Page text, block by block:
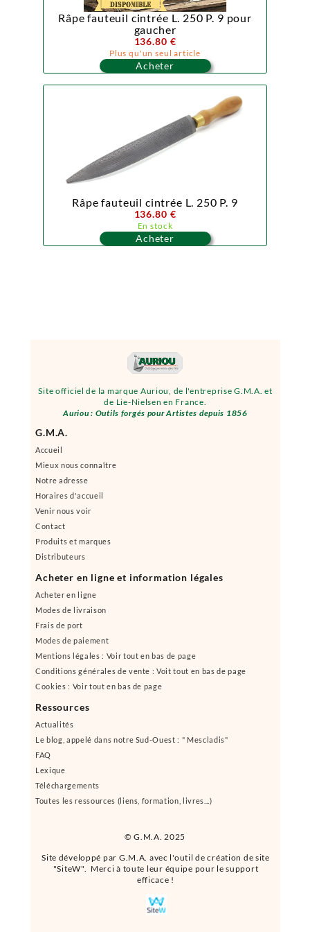
© G.M.A. 2025
Site officiel de la marque Auriou, de l'entreprise G.M.A. et
de Lie-Nielsen en France.
Auriou : Outils forgés pour Artistes depuis 1856
Site développé par G.M.A. avec l'outil de création de site
"SiteW". Merci à toute leur équipe pour le support
efficace !
G.M.A.
Accueil
Mieux nous connaître
Notre adresse
Horaires d'accueil
Venir nous voir
Contact
Produits et marques
Distributeurs
Acheter en ligne et information légales
Acheter en ligne
Modes de livraison
Frais de port
Modes de paiement
Mentions légales : Voir tout en bas de page
Conditions générales de vente : Voit tout en bas de page
Cookies : Voir tout en bas de page
Ressources
Actualités
Le blog, appelé dans notre Sud-Ouest : " Mescladis"
FAQ
Lexique
Téléchargements
Toutes les ressources (liens, formation, livres...)
Râpe fauteuil cintrée L. 250 P. 9 pour
gaucher
136.80 €
Plus qu'un seul article
Acheter
Râpe fauteuil cintrée L. 250 P. 9
136.80 €
En stock
Acheter